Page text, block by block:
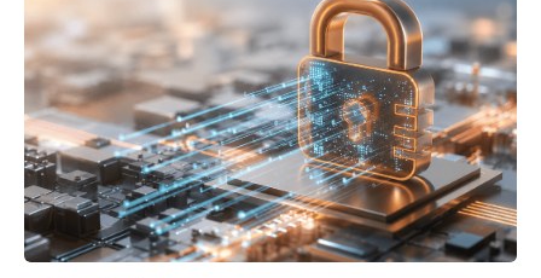
jaarlijkse trendrapport van Ruigrok onderzoek &
advies over…